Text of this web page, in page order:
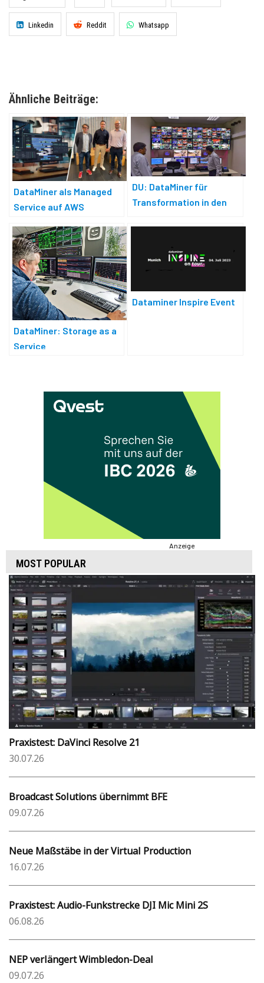
Linkedin Reddit Whatsapp
Ähnliche Beiträge:
DataMiner als Managed
Service auf AWS
DU: DataMiner für
Transformation in den
DataMiner: Storage as a
Service
Dataminer Inspire Event
Anzeige
MOST POPULAR
Praxistest: DaVinci Resolve 21
30.07.26
Broadcast Solutions übernimmt BFE
09.07.26
Neue Maßstäbe in der Virtual Production
16.07.26
Praxistest: Audio-Funkstrecke DJI Mic Mini 2S
06.08.26
NEP verlängert Wimbledon-Deal
09.07.26